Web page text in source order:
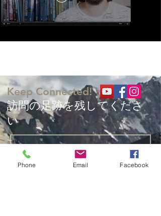
Keep Connected!
​訪問の足跡を残してくださ
い
Phone Email Facebook